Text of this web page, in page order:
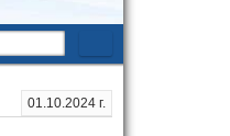
01.10.2024 г.